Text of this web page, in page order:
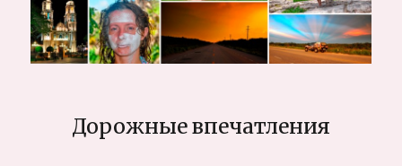
Дорожные впечатления